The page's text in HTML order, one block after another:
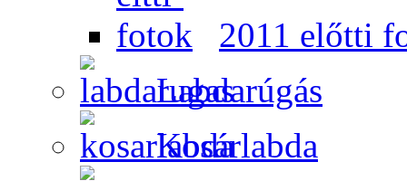
2011 előtti
Labdarúgás
Kosárlabda